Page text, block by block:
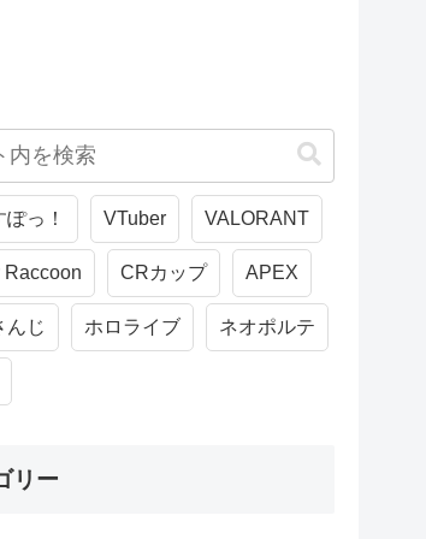
っ！ VTuber VALORANT
Raccoon CRカップ APEX
んじ ホロライブ ネオポルテ
リー